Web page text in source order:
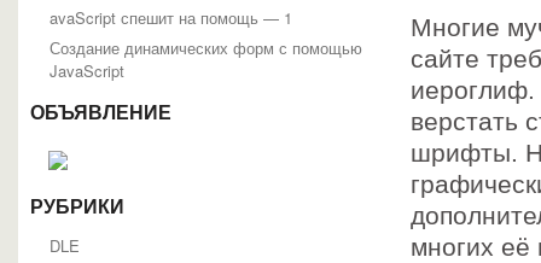
avaScript спешит на помощь — 1
Создание динамических форм с помощью
JavaScript
ОБЪЯВЛЕНИЕ
РУБРИКИ
DLE
Многие
сайте
верстать
шрифты.
многих её